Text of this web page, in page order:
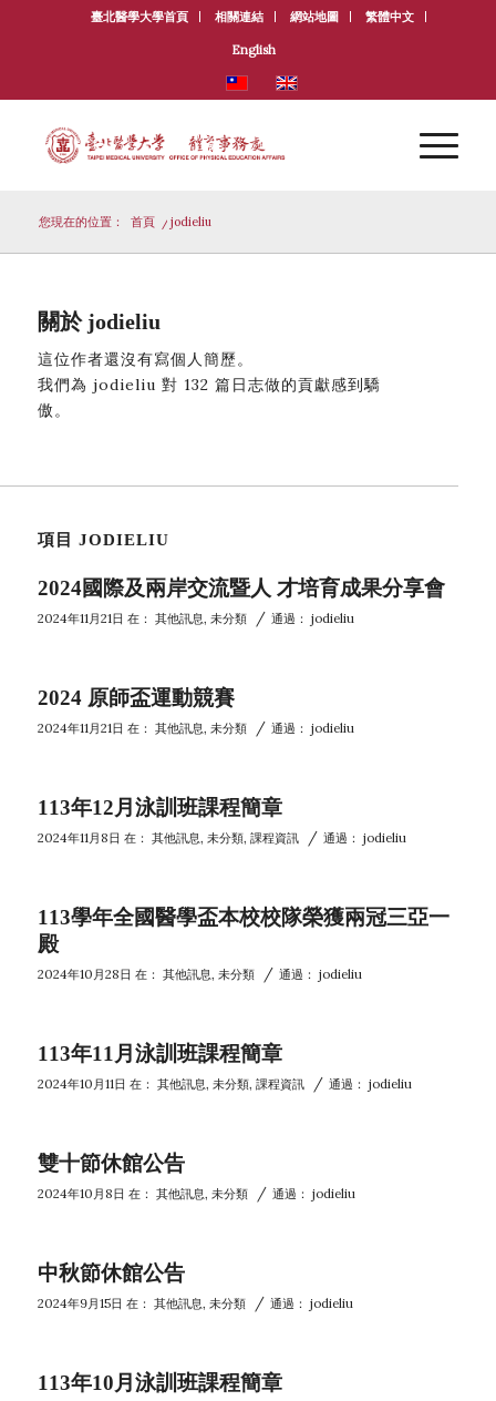
臺北醫學大學首頁 相關連結 網站地圖 繁體中文
English
您現在的位置： 首頁 / jodieliu
關於 jodieliu
這位作者還沒有寫個人簡歷。
我們為 jodieliu 對 132 篇日志做的貢獻感到驕
傲。
項目 JODIELIU
2024國際及兩岸交流暨人 才培育成果分享會
2024年11月21日 在： 其他訊息 , 未分類 / 通過： jodieliu
2024 原師盃運動競賽
2024年11月21日 在： 其他訊息 , 未分類 / 通過： jodieliu
113年12月泳訓班課程簡章
2024年11月8日 在： 其他訊息 , 未分類, 課程資訊 / 通過： jodieliu
113學年全國醫學盃本校校隊榮獲兩冠三亞一
殿
2024年10月28日 在： 其他訊息 , 未分類 / 通過： jodieliu
113年11月泳訓班課程簡章
2024年10月11日 在： 其他訊息 , 未分類, 課程資訊 / 通過： jodieliu
雙十節休館公告
2024年10月8日 在： 其他訊息 , 未分類 / 通過： jodieliu
中秋節休館公告
2024年9月15日 在： 其他訊息 , 未分類 / 通過： jodieliu
113年10月泳訓班課程簡章